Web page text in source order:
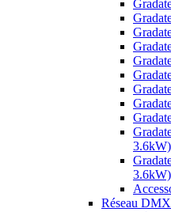
3.6kW)
3.6kW)
Réseau